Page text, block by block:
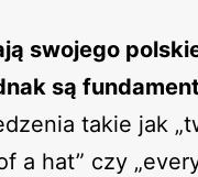
swojego
są
takie jak
a hat” czy